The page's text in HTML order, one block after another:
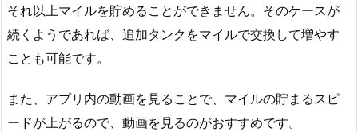
それ以上マイルを貯めることができません。そのケースが
続くようであれば、追加タンクをマイルで交換して増やす
ことも可能です。
また、アプリ内の動画を見ることで、マイルの貯まるスピ
ードが上がるので、動画を見るのがおすすめです。